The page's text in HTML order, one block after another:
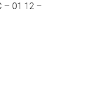
– 01 12 –